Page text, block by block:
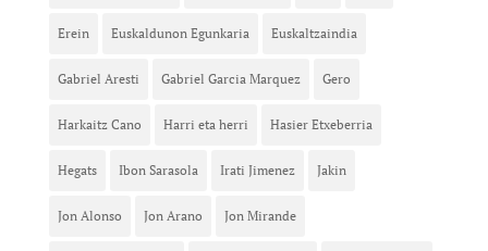
Erein Euskaldunon Egunkaria Euskaltzaindia
Gabriel Aresti Gabriel Garcia Marquez Gero
Harkaitz Cano Harri eta herri Hasier Etxeberria
Hegats Ibon Sarasola Irati Jimenez Jakin
Jon Alonso Jon Arano Jon Mirande